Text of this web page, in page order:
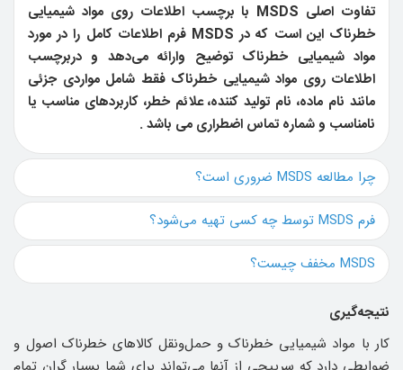
تفاوت اصلی MSDS با برچسب اطلاعات روی مواد شیمیایی
خطرناک این است که در MSDS فرم اطلاعات کامل‌ را در مورد
مواد شیمیایی خطرناک توضیح وارائه می‌دهد و دربرچسب
اطلاعات روی مواد شیمیایی خطرناک فقط شامل مواردی جزئی
مانند نام ماده، نام تولید کننده، علائم خطر، کاربردهای مناسب یا
نامناسب و شماره تماس اضطراری می باشد .
چرا مطالعه MSDS ضروری است؟
فرم MSDS توسط چه کسی تهیه می‌شود؟
MSDS مخفف چیست؟
نتیجه‌گیری
کار با مواد شیمیایی خطرناک و حمل‌ونقل کالاهای خطرناک اصول و